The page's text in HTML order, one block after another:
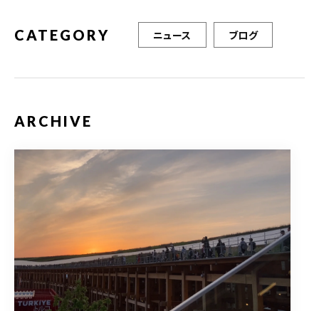
CATEGORY ニュース ブログ
ARCHIVE